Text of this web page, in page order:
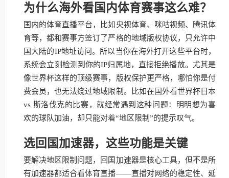
为什么海外看国内体育赛事这么难？
国内的体育直播平台，比如央视体育、咪咕视频、腾讯体
育等，都和赛事方签订了严格的地域版权协议，只允许中
国大陆的IP地址访问。所以当你在海外打开这些平台时，
系统会立刻检测到你的IP归属地，直接拒绝播放。尤其是
像世界杯这样的顶级赛事，版权保护更严格，哪怕你是付
费会员，也无法绕过地域限制。比如在国外看世界杯日本
vs 斯洛伐克的比赛，就经常遇到这种问题：明明想为喜
欢的球队加油，却只能对着“地区限制”的提示叹气。
选回国加速器，这些功能是关键
要解决地区限制问题，回国加速器是核心工具，但不是所
有加速器都适合看体育直播——直播对网络的稳定性、延